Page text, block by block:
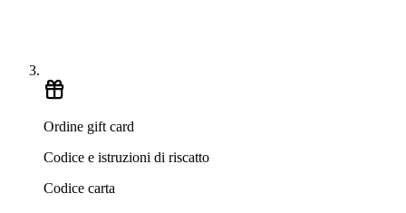
Ordine gift card
Codice e istruzioni di riscatto
Codice carta